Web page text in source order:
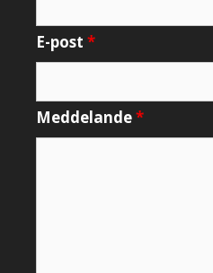
E-post *
Meddelande*